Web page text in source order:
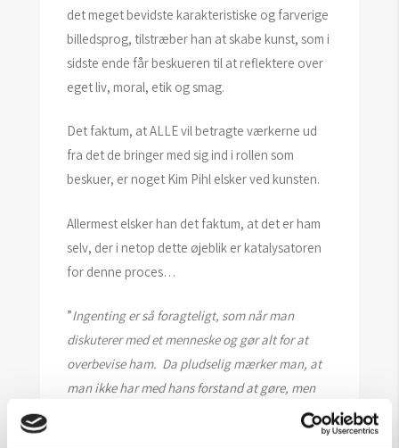
det meget bevidste karakteristiske og farverige
billedsprog, tilstræber han at skabe kunst, som i
sidste ende får beskueren til at reflektere over
eget liv, moral, etik og smag.
Det faktum, at ALLE vil betragte værkerne ud
fra det de bringer med sig ind i rollen som
beskuer, er noget Kim Pihl elsker ved kunsten.
Allermest elsker han det faktum, at det er ham
selv, der i netop dette øjeblik er katalysatoren
for denne proces…
”Ingenting er så foragteligt, som når man
diskuterer med et menneske og gør alt for at
overbevise ham. Da pludselig mærker man, at
man ikke har med hans forstand at gøre, men